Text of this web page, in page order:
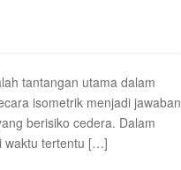
tantangan utama dalam
isometrik menjadi jawaban
berisiko cedera. Dalam
waktu tertentu […]